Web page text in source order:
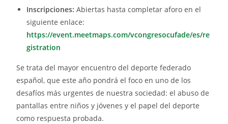
Inscripciones: Abiertas hasta completar aforo en el
siguiente enlace:
https://event.meetmaps.com/vcongresocufade/es/re
gistration
Se trata del mayor encuentro del deporte federado
español, que este año pondrá el foco en uno de los
desafíos más urgentes de nuestra sociedad: el abuso de
pantallas entre niños y jóvenes y el papel del deporte
como respuesta probada.